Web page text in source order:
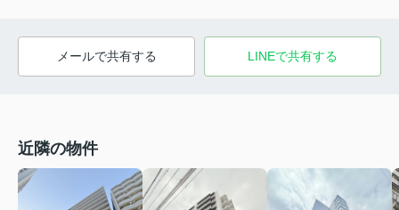
メールで共有する LINEで共有する
近隣の物件